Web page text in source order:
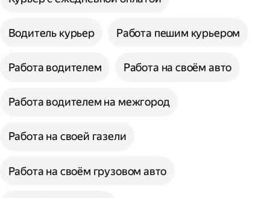
Водитель курьер Работа пешим курьером
Работа водителем Работа на своём авто
Работа водителем на межгород
Работа на своей газели
Работа на своём грузовом авто